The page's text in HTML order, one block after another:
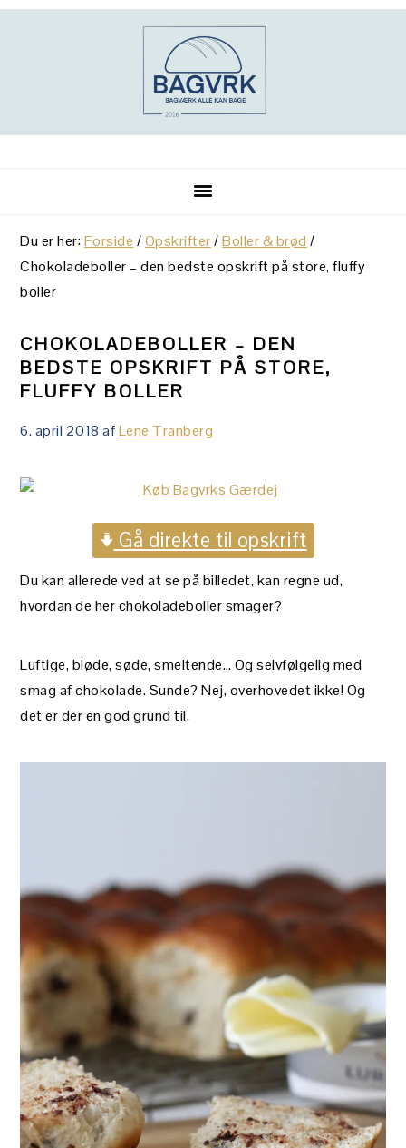
Gå
Skip
Gå
Du er her:Forside /Opskrifter / Boller & brød /
Chokoladeboller – den bedste opskrift på store, fluffy
boller
CHOKOLADEBOLLER – DEN
BEDSTE OPSKRIFT PÅ STORE,
FLUFFY BOLLER
6. april 2018 afLene Tranberg
Gå direkte til opskrift
Du kan allerede ved at se på billedet, kan regne ud,
hvordan de her chokoladeboller smager?
Luftige, bløde, søde, smeltende… Og selvfølgelig med
smag af chokolade. Sunde? Nej, overhovedet ikke! Og
det er der en god grund til.